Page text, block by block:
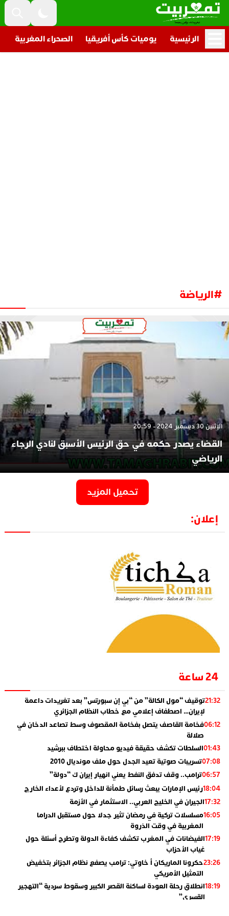
الرئيسية يوميات كأس أفريقيا الصحراء المغربية
#الرياضة
الإثنين 30 ديسمبر 2024 - 20:59
القضاء يصدر حكمه في حق الرئيس الأسبق لنادي الرجاء
الرياضي
تحميل المزيد
إعلان:
24 ساعة
21:32توقيف “مول الكالة” من “بي إن سبورتس” بعد تغريدات داعمة
لإيران… اصطفاف إعلامي مع خطاب النظام الجزائري
06:12فخامة القاصف يتصل بفخامة المقصوف وسط تصاعد الدخان في
صلالة
01:43السلطات تكشف حقيقة فيديو محاولة اختطاف ببرشيد
07:08تسريبات صوتية تعيد الجدل حول ملف مونديال 2010
06:57ترامب.. وقف تدفق النفط يعني انهيار إيران ك “دولة”
18:04رئيس الإمارات يبعث رسائل طمأنة للداخل وتردع لأعداء الخارج
17:32الجيران في الخليج العربي.. الاستثمار في الأزمة
16:05مسلسلات تركية في رمضان تثير جدلا حول مستقبل الدراما
المغربية في وقت الذروة
17:19الفيضانات في المغرب تكشف كفاءة الدولة وتطرح أسئلة حول
غياب الأحزاب
23:26حكرونا الماريكان أ خاوتي: ترامب يصفع نظام الجزائر بتخفيض
التمثيل الأمريكي
18:19انطلاق رحلة العودة لساكنة القصر الكبير وسقوط سردية “التهجير
القسري”